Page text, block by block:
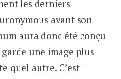
les derniers
avant son
aura donc été conçu
une image plus
quel autre. C’est